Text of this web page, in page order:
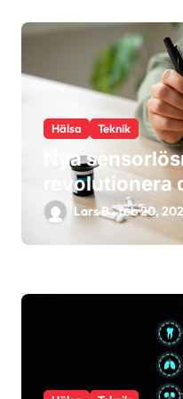
Hälsa Teknik
Nya
revolutionera
Lars B feb 20,